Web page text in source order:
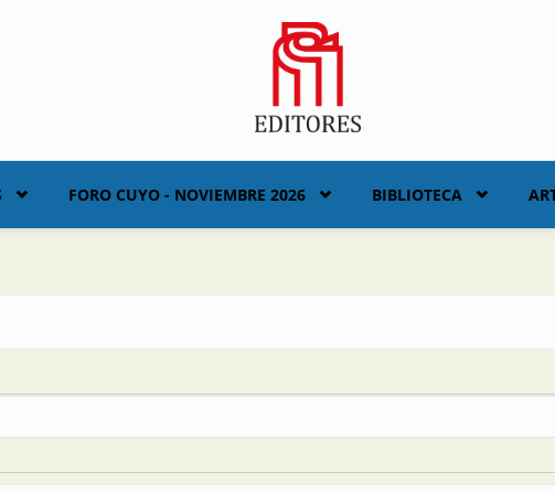
FORO CUYO - NOVIEMBRE 2026 BIBLIOTECA